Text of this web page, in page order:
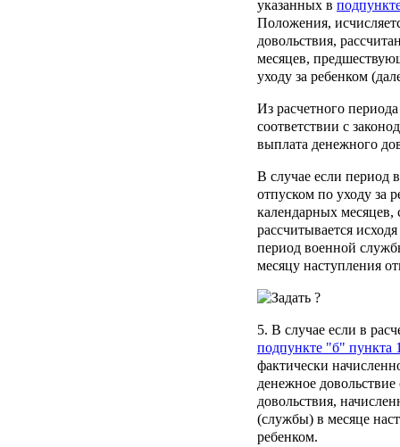
указанных в
Положения,
довольствия,
месяцев,
уходу за ребенком
Из расчетного
соответствии с
выплата денежного
В случае если период
отпуском по уходу за
календарных месяцев,
рассчитывается
период военной
месяцу наступления
5. В случае если в
подпункте "б" пункта
фактически
денежное довольствие
довольствия,
(службы) в месяце
ребенком.